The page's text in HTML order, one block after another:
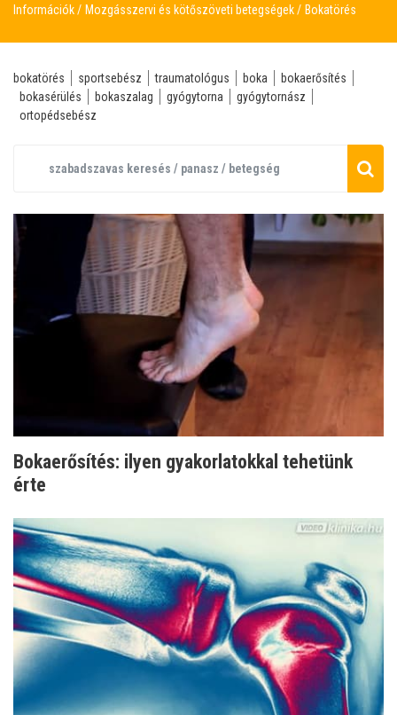
Információk Mozgásszervi és kötőszöveti betegségek Bokatörés
bokatörés sportsebész traumatológus boka
bokaerősítés
bokasérülés
bokaszalag gyógytorna
gyógytornász
ortopédsebész
Bokaerősítés: ilyen gyakorlatokkal tehetünk
érte